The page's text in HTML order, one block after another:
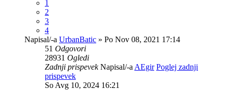
1
2
3
4
Napisal/-a UrbanBatic » Po Nov 08, 2021 17:14
51 Odgovori
28931 Ogledi
Zadnji prispevekNapisal/-a AEgir Poglej zadnji
prispevek
So Avg 10, 2024 16:21